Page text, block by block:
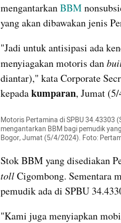
mengantarkan BBM
yang akan dibawakan jenis
"Jadi untuk antisipasi ada
menyiagakan motoris dan
diantar)," kata Corporate
kepada kumparan, Jumat
Motoris Pertamina di SPBU 34.43303
mengantarkan BBM bagi pemudik
Bogor, Jumat (5/4/2024). Foto:
Stok BBM yang disediakan
toll Cigombong. Sementara
pemudik ada di SPBU
"Kami juga menyiapkan